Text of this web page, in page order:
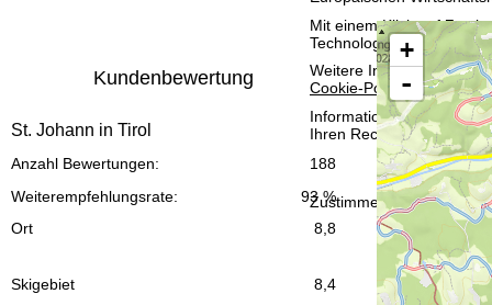
Mit einem Klick auf
Technologien. Wenn Sie
Weitere Informationen
Cookie-Policy.
Informationen zum
Ihren Rechten finden Sie
Zustimmen
Kundenbewertung
St. Johann in Tirol
188
Anzahl Bewertungen:
93 %
Weiterempfehlungsrate:
Ort
8,8
Skigebiet 8,4
t
e
+
-